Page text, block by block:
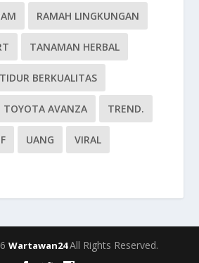
RAMAH LINGKUNGAN
TANAMAN HERBAL
TIDUR BERKUALITAS
TOYOTA AVANZA TREND.
UANG VIRAL
Wartawan24All Rights Reserved.